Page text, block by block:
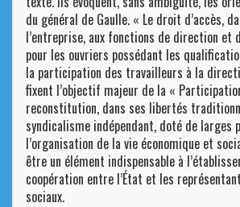
du général de Gaulle. « Le droit d’accès,
l’entreprise, aux fonctions de direction et
pour les ouvriers possédant les
la participation des travailleurs à la
fixent l’objectif majeur de la «
reconstitution, dans ses libertés
syndicalisme indépendant, doté de larges
l’organisation de la vie économique et
être un élément indispensable à
coopération entre l’État et les
sociaux.